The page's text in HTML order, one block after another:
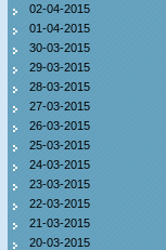
02-04-2015
01-04-2015
30-03-2015
29-03-2015
28-03-2015
27-03-2015
26-03-2015
25-03-2015
24-03-2015
23-03-2015
22-03-2015
21-03-2015
20-03-2015